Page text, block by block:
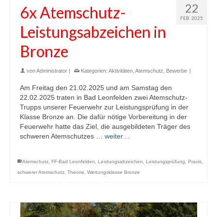
22
FEB. 2025
6x Atemschutz-
Leistungsabzeichen in
Bronze
vonAdministrator | Kategorien: Aktivitäten Atemschutz Bewerbe |
Am Freitag den 21.02.2025 und am Samstag den
22.02.2025 traten in Bad Leonfelden zwei Atemschutz-
Trupps unserer Feuerwehr zur Leistungsprüfung in der
Klasse Bronze an. Die dafür nötige Vorbereitung in der
Feuerwehr hatte das Ziel, die ausgebildeten Träger des
schweren Atemschutzes … weiter…
Atemschutz FF-Bad Leonfelden Leistungsabzeichen Leistungsprüfung Praxis
schwerer Atemschutz Theorie Wertungsklasse Bronze